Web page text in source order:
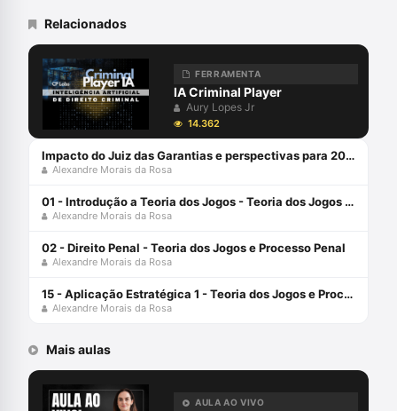
Decisão, Automação e Inteligência
Coordena o Grupo de Pesquisa
SpinLawLab (CNPq UNIVALI)
Relacionados
FERRAMENTA
IA Criminal Player
Aury Lopes Jr
14.362
Impacto do Juiz das Garantias e perspectivas para 2024 com Alexandre Morais da Rosa e Aury Lopes Jr
Alexandre Morais da Rosa
01 - Introdução a Teoria dos Jogos - Teoria dos Jogos e Processo Penal
Alexandre Morais da Rosa
02 - Direito Penal - Teoria dos Jogos e Processo Penal
Alexandre Morais da Rosa
15 - Aplicação Estratégica 1 - Teoria dos Jogos e Processo Penal
Alexandre Morais da Rosa
Mais aulas
AULA AO VIVO